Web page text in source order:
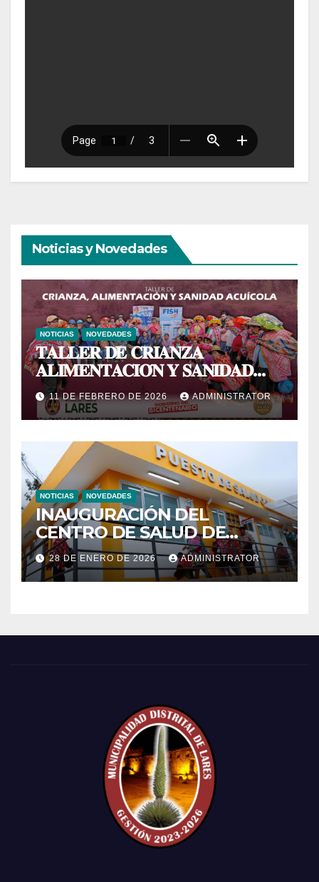
Noticias y Novedades
NOTICIAS NOVEDADES
𝐓𝐀𝐋𝐋𝐄𝐑 𝐃𝐄 𝐂𝐑𝐈𝐀𝐍𝐙𝐀
𝐀𝐋𝐈𝐌𝐄𝐍𝐓𝐀𝐂𝐈𝐎́𝐍 𝐘 𝐒𝐀𝐍𝐈𝐃𝐀𝐃
𝐀𝐂𝐔𝐈́𝐂𝐎𝐋𝐀
11 DE FEBRERO DE 2026 ADMINISTRATOR
NOTICIAS NOVEDADES
INAUGURACIÓN DEL
CENTRO DE SALUD DE
PRIMER NIVEL DEL CENTRO
POBLADO DE CCACHIN
28 DE ENERO DE 2026 ADMINISTRATOR